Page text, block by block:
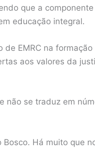
que a
educação integral.
EMRC na
aos valores da
não se traduz em
Bosco. Há muito que